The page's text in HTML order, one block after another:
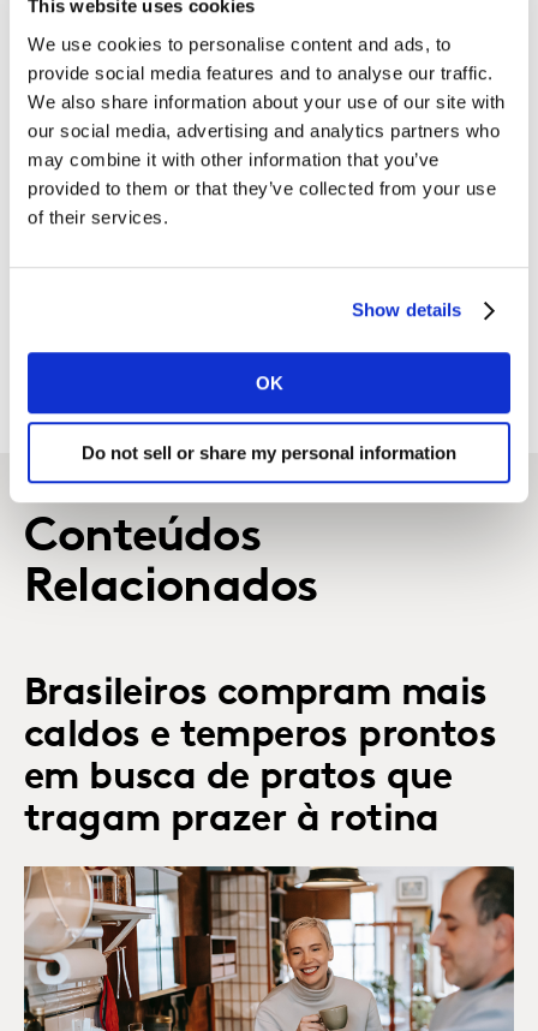
This website uses cookies
We use cookies to personalise content and ads, to
provide social media features and to analyse our traffic.
We also share information about your use of our site with
our social media, advertising and analytics partners who
may combine it with other information that you’ve
provided to them or that they’ve collected from your use
of their services.
Show details
OK
Do not sell or share my personal information
informações sobre estratégias para e-commerce, fale
com nossos especialistas.
Conteúdos
Relacionados
Brasileiros compram mais
caldos e temperos prontos
em busca de pratos que
tragam prazer à rotina